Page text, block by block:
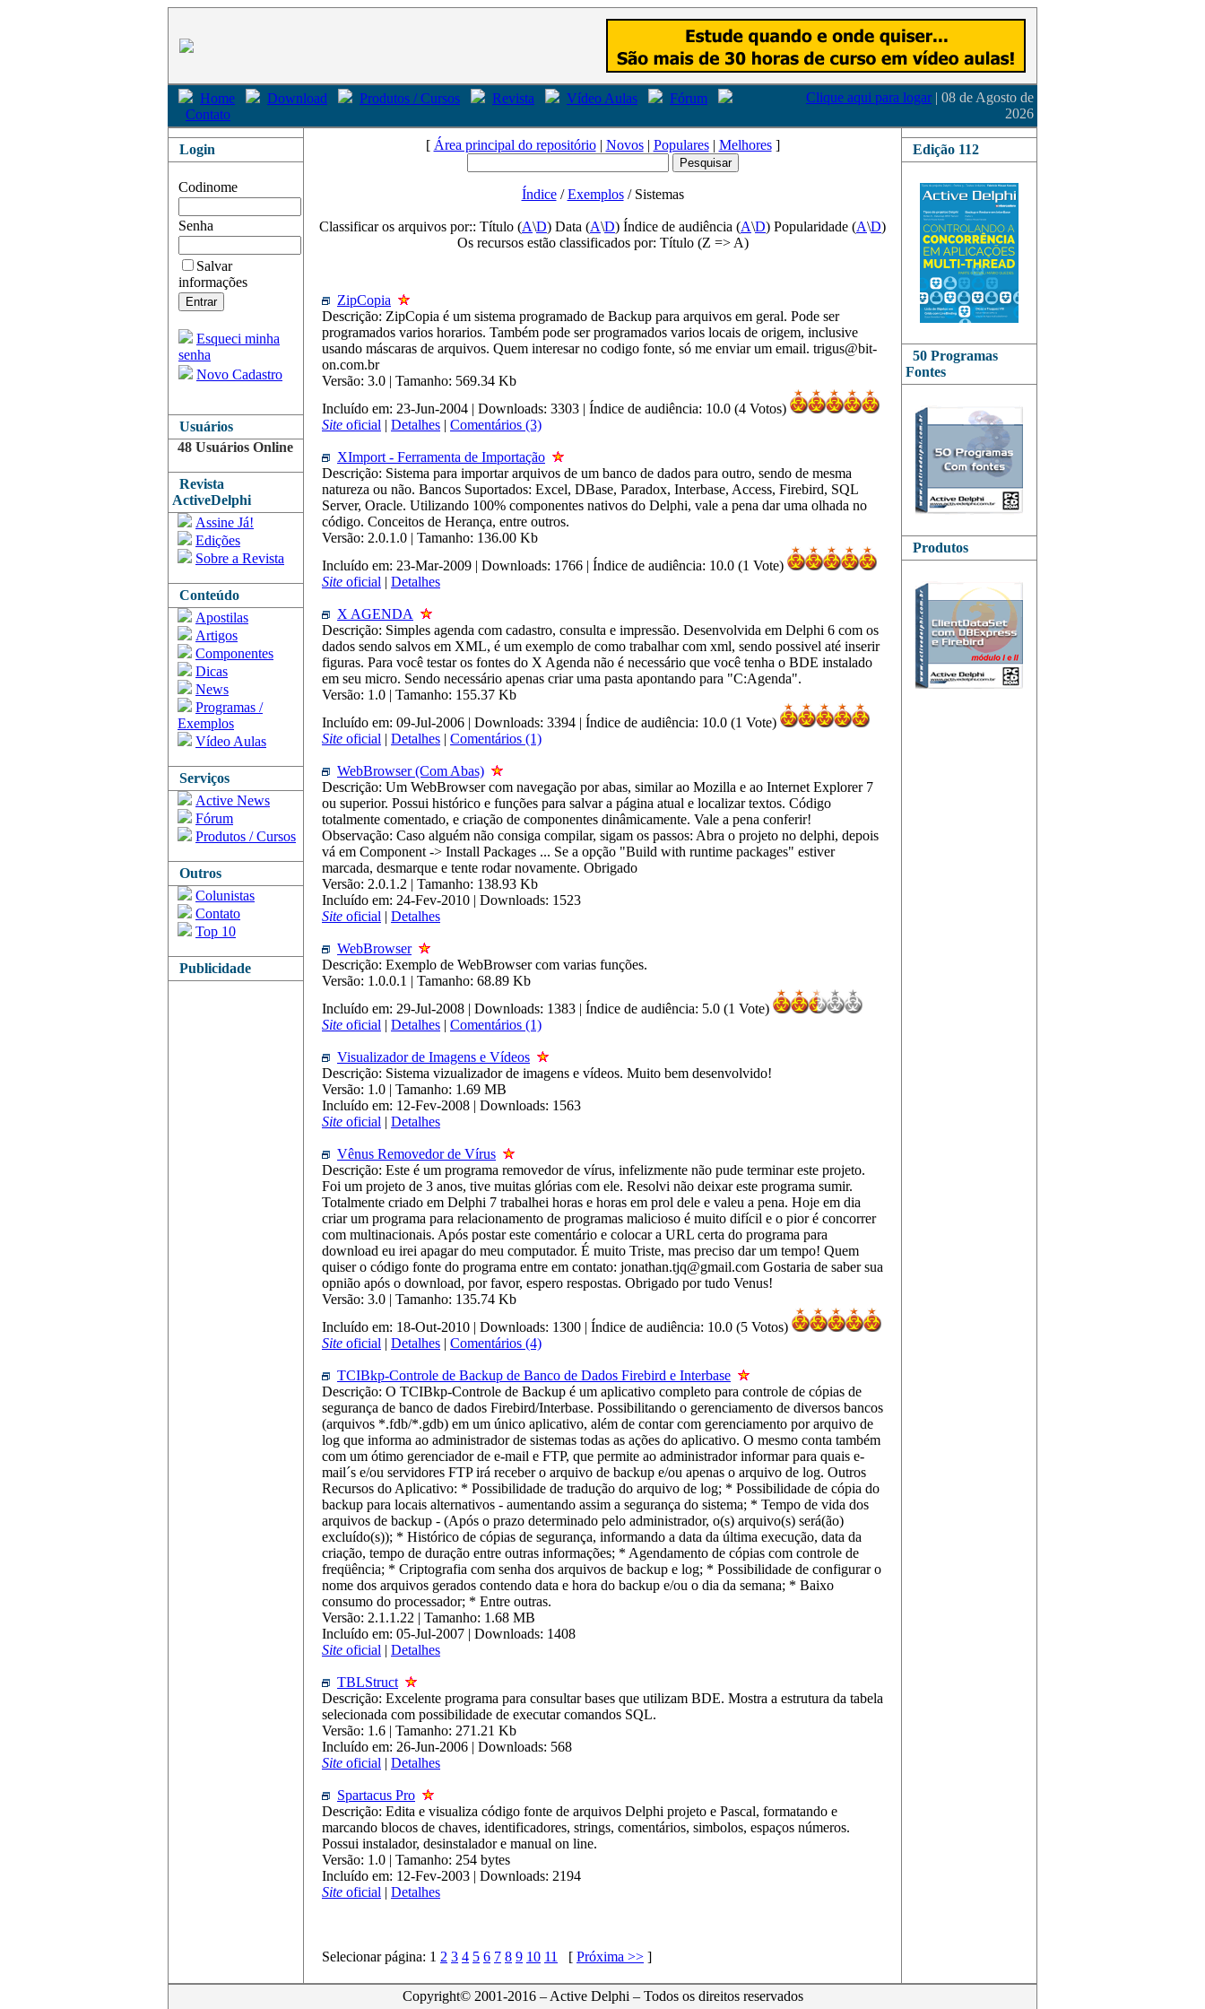
Home Download Produtos / Cursos Revista Vídeo Aulas
Fórum
Contato
Clique aqui para logar | 08 de Agosto de
2026
Login
Codinome
Senha
Salvar
informações
Esqueci minha
senha
Novo Cadastro
Usuários
48 Usuários Online
Revista
ActiveDelphi
Assine Já!
Edições
Sobre a Revista
Conteúdo
Apostilas
Artigos
Componentes
Dicas
News
Programas /
Exemplos
Vídeo Aulas
Serviços
Active News
Fórum
Produtos / Cursos
Outros
Colunistas
Contato
Top 10
Publicidade
[ Área principal do repositório| Novos| Populares| Melhores]
Índice/Exemplos/ Sistemas
Classificar os arquivos por:: Título (A\D) Data (A\D) Índice de audiência (A\D) Popularidade (A\D)
Os recursos estão classificados por: Título (Z => A)
ZipCopia
Descrição: ZipCopia é um sistema programado de Backup para arquivos em geral. Pode ser
programados varios horarios. Também pode ser programados varios locais de origem, inclusive
usando máscaras de arquivos. Quem interesar no codigo fonte, só me enviar um email. trigus@bit-
on.com.br
Versão: 3.0 | Tamanho: 569.34 Kb
Incluído em: 23-Jun-2004 | Downloads: 3303 | Índice de audiência: 10.0 (4 Votos)
Site oficial | Detalhes | Comentários (3)
XImport - Ferramenta de Importação
Descrição: Sistema para importar arquivos de um banco de dados para outro, sendo de mesma
natureza ou não. Bancos Suportados: Excel, DBase, Paradox, Interbase, Access, Firebird, SQL
Server, Oracle. Utilizando 100% componentes nativos do Delphi, vale a pena dar uma olhada no
código. Conceitos de Herança, entre outros.
Versão: 2.0.1.0 | Tamanho: 136.00 Kb
Incluído em: 23-Mar-2009 | Downloads: 1766 | Índice de audiência: 10.0 (1 Vote)
Site oficial | Detalhes
X AGENDA
Descrição: Simples agenda com cadastro, consulta e impressão. Desenvolvida em Delphi 6 com os
dados sendo salvos em XML, é um exemplo de como trabalhar com xml, sendo possivel até inserir
figuras. Para você testar os fontes do X Agenda não é necessário que você tenha o BDE instalado
em seu micro. Sendo necessário apenas criar uma pasta apontando para "C:Agenda".
Versão: 1.0 | Tamanho: 155.37 Kb
Incluído em: 09-Jul-2006 | Downloads: 3394 | Índice de audiência: 10.0 (1 Vote)
Site oficial | Detalhes | Comentários (1)
WebBrowser (Com Abas)
Descrição: Um WebBrowser com navegação por abas, similar ao Mozilla e ao Internet Explorer 7
ou superior. Possui histórico e funções para salvar a página atual e localizar textos. Código
totalmente comentado, e criação de componentes dinâmicamente. Vale a pena conferir!
Observação: Caso alguém não consiga compilar, sigam os passos: Abra o projeto no delphi, depois
vá em Component -> Install Packages ... Se a opção "Build with runtime packages" estiver
marcada, desmarque e tente rodar novamente. Obrigado
Versão: 2.0.1.2 | Tamanho: 138.93 Kb
Incluído em: 24-Fev-2010 | Downloads: 1523
Site oficial | Detalhes
WebBrowser
Descrição: Exemplo de WebBrowser com varias funções.
Versão: 1.0.0.1 | Tamanho: 68.89 Kb
Incluído em: 29-Jul-2008 | Downloads: 1383 | Índice de audiência: 5.0 (1 Vote)
Site oficial | Detalhes | Comentários (1)
Visualizador de Imagens e Vídeos
Descrição: Sistema vizualizador de imagens e vídeos. Muito bem desenvolvido!
Versão: 1.0 | Tamanho: 1.69 MB
Incluído em: 12-Fev-2008 | Downloads: 1563
Site oficial | Detalhes
Vênus Removedor de Vírus
Descrição: Este é um programa removedor de vírus, infelizmente não pude terminar este projeto.
Foi um projeto de 3 anos, tive muitas glórias com ele. Resolvi não deixar este programa sumir.
Totalmente criado em Delphi 7 trabalhei horas e horas em prol dele e valeu a pena. Hoje em dia
criar um programa para relacionamento de programas malicioso é muito difícil e o pior é concorrer
com multinacionais. Após postar este comentário e colocar a URL certa do programa para
download eu irei apagar do meu computador. É muito Triste, mas preciso dar um tempo! Quem
quiser o código fonte do programa entre em contato: jonathan.tjq@gmail.com Gostaria de saber sua
opnião após o download, por favor, espero respostas. Obrigado por tudo Venus!
Versão: 3.0 | Tamanho: 135.74 Kb
Incluído em: 18-Out-2010 | Downloads: 1300 | Índice de audiência: 10.0 (5 Votos)
Site oficial | Detalhes | Comentários (4)
TCIBkp-Controle de Backup de Banco de Dados Firebird e Interbase
Descrição: O TCIBkp-Controle de Backup é um aplicativo completo para controle de cópias de
segurança de banco de dados Firebird/Interbase. Possibilitando o gerenciamento de diversos bancos
(arquivos *.fdb/*.gdb) em um único aplicativo, além de contar com gerenciamento por arquivo de
log que informa ao administrador de sistemas todas as ações do aplicativo. O mesmo conta também
com um ótimo gerenciador de e-mail e FTP, que permite ao administrador informar para quais e-
mail´s e/ou servidores FTP irá receber o arquivo de backup e/ou apenas o arquivo de log. Outros
Recursos do Aplicativo: * Possibilidade de tradução do arquivo de log; * Possibilidade de cópia do
backup para locais alternativos - aumentando assim a segurança do sistema; * Tempo de vida dos
arquivos de backup - (Após o prazo determinado pelo administrador, o(s) arquivo(s) será(ão)
excluído(s)); * Histórico de cópias de segurança, informando a data da última execução, data da
criação, tempo de duração entre outras informações; * Agendamento de cópias com controle de
freqüência; * Criptografia com senha dos arquivos de backup e log; * Possibilidade de configurar o
nome dos arquivos gerados contendo data e hora do backup e/ou o dia da semana; * Baixo
consumo do processador; * Entre outras.
Versão: 2.1.1.22 | Tamanho: 1.68 MB
Incluído em: 05-Jul-2007 | Downloads: 1408
Site oficial | Detalhes
TBLStruct
Descrição: Excelente programa para consultar bases que utilizam BDE. Mostra a estrutura da tabela
selecionada com possibilidade de executar comandos SQL.
Versão: 1.6 | Tamanho: 271.21 Kb
Incluído em: 26-Jun-2006 | Downloads: 568
Site oficial | Detalhes
Spartacus Pro
Descrição: Edita e visualiza código fonte de arquivos Delphi projeto e Pascal, formatando e
marcando blocos de chaves, identificadores, strings, comentários, simbolos, espaços números.
Possui instalador, desinstalador e manual on line.
Versão: 1.0 | Tamanho: 254 bytes
Incluído em: 12-Fev-2003 | Downloads: 2194
Site oficial | Detalhes
Selecionar página: 1 2 3 4 5 6 7 8 9 10 11 [ Próxima >> ]
Edição 112
50 Programas
Fontes
Produtos
Copyright© 2001-2016 – Active Delphi – Todos os direitos reservados